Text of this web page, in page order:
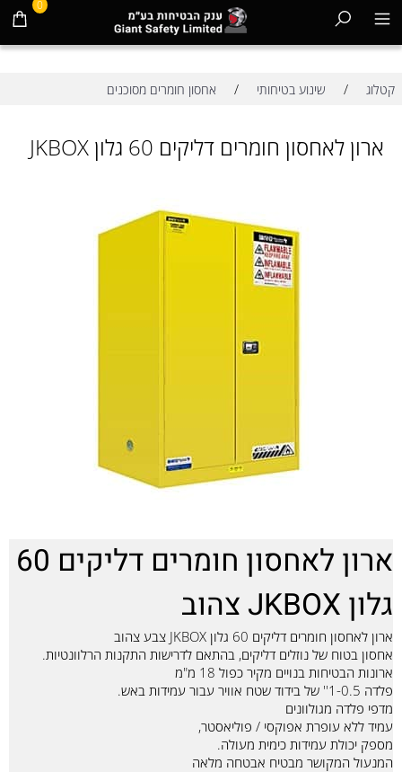
0
קטלוג / שינוע בטיחותי / אחסון חומרים מסוכנים
ארון לאחסון חומרים דליקים 60 גלון JKBOX
ארון לאחסון חומרים דליקים 60
גלון JKBOX צהוב
ארון לאחסון חומרים דליקים 60 גלון JKBOX צבע צהוב
אחסון בטוח של נוזלים דליקים, בהתאם לדרישות התקנות הרלוונטיות.
ארונות הבטיחות בנויים מקיר כפול 18 מ"מ
פלדה 1-0.5'' של בידוד שטח אוויר עבור עמידות באש.
מדפי פלדה מגולוונים
עמיד ללא עופרת אפוקסי / פוליאסטר,
מספק יכולת עמידות כימית מעולה.
המנעול המקושר מבטיח אבטחה מלאה